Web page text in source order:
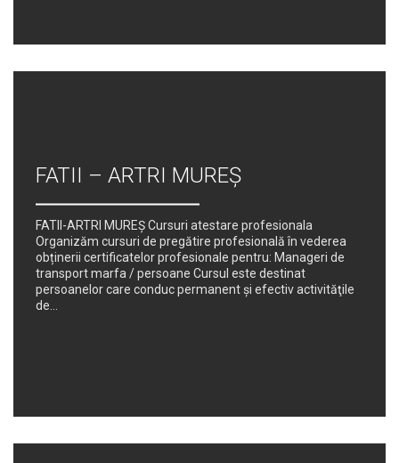
FATII – ARTRI MUREȘ
FATII-ARTRI MUREȘ Cursuri atestare profesionala
Organizăm cursuri de pregătire profesională în vederea
obținerii certificatelor profesionale pentru: Manageri de
transport marfa / persoane Cursul este destinat
persoanelor care conduc permanent şi efectiv activităţile
de...